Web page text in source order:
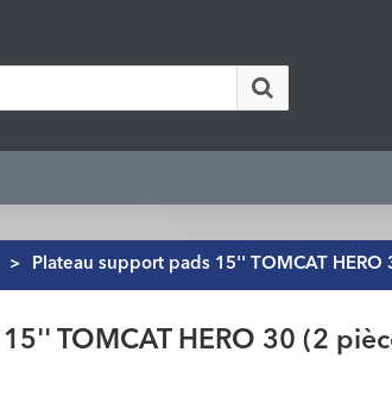
> Plateau support pads 15'' TOMCAT HERO
TOMCAT HERO 30 (2